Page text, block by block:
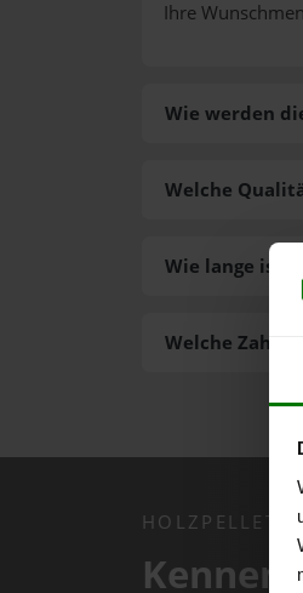
Ihre
Wie werden
Welche
Welche
Wie lange ist
Kennen